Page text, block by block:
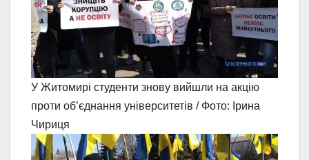
У Житомирі студенти знову вийшли на акцію
проти об’єднання університетів / Фото: Ірина
Чириця